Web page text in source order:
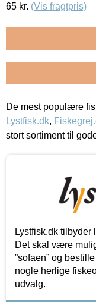
65 kr. (Vis fragtpris)
De mest populære
Lystfisk.dk,
stort sortiment til
Lystfisk.dk tilbyder
Det skal være
”sofaen” og
nogle herlige
udvalg.